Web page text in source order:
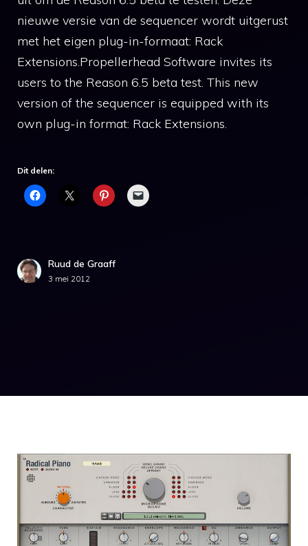
nieuwe versie van de sequencer wordt uitgerust
met het eigen plug-in-formaat: Rack
Extensions.Propellerhead Software invites its
users to the Reason 6.5 beta test. This new
version of the sequencer is equipped with its
own plug-in format: Rack Extensions.
Dit delen:
Ruud de Graaff
3 mei 2012